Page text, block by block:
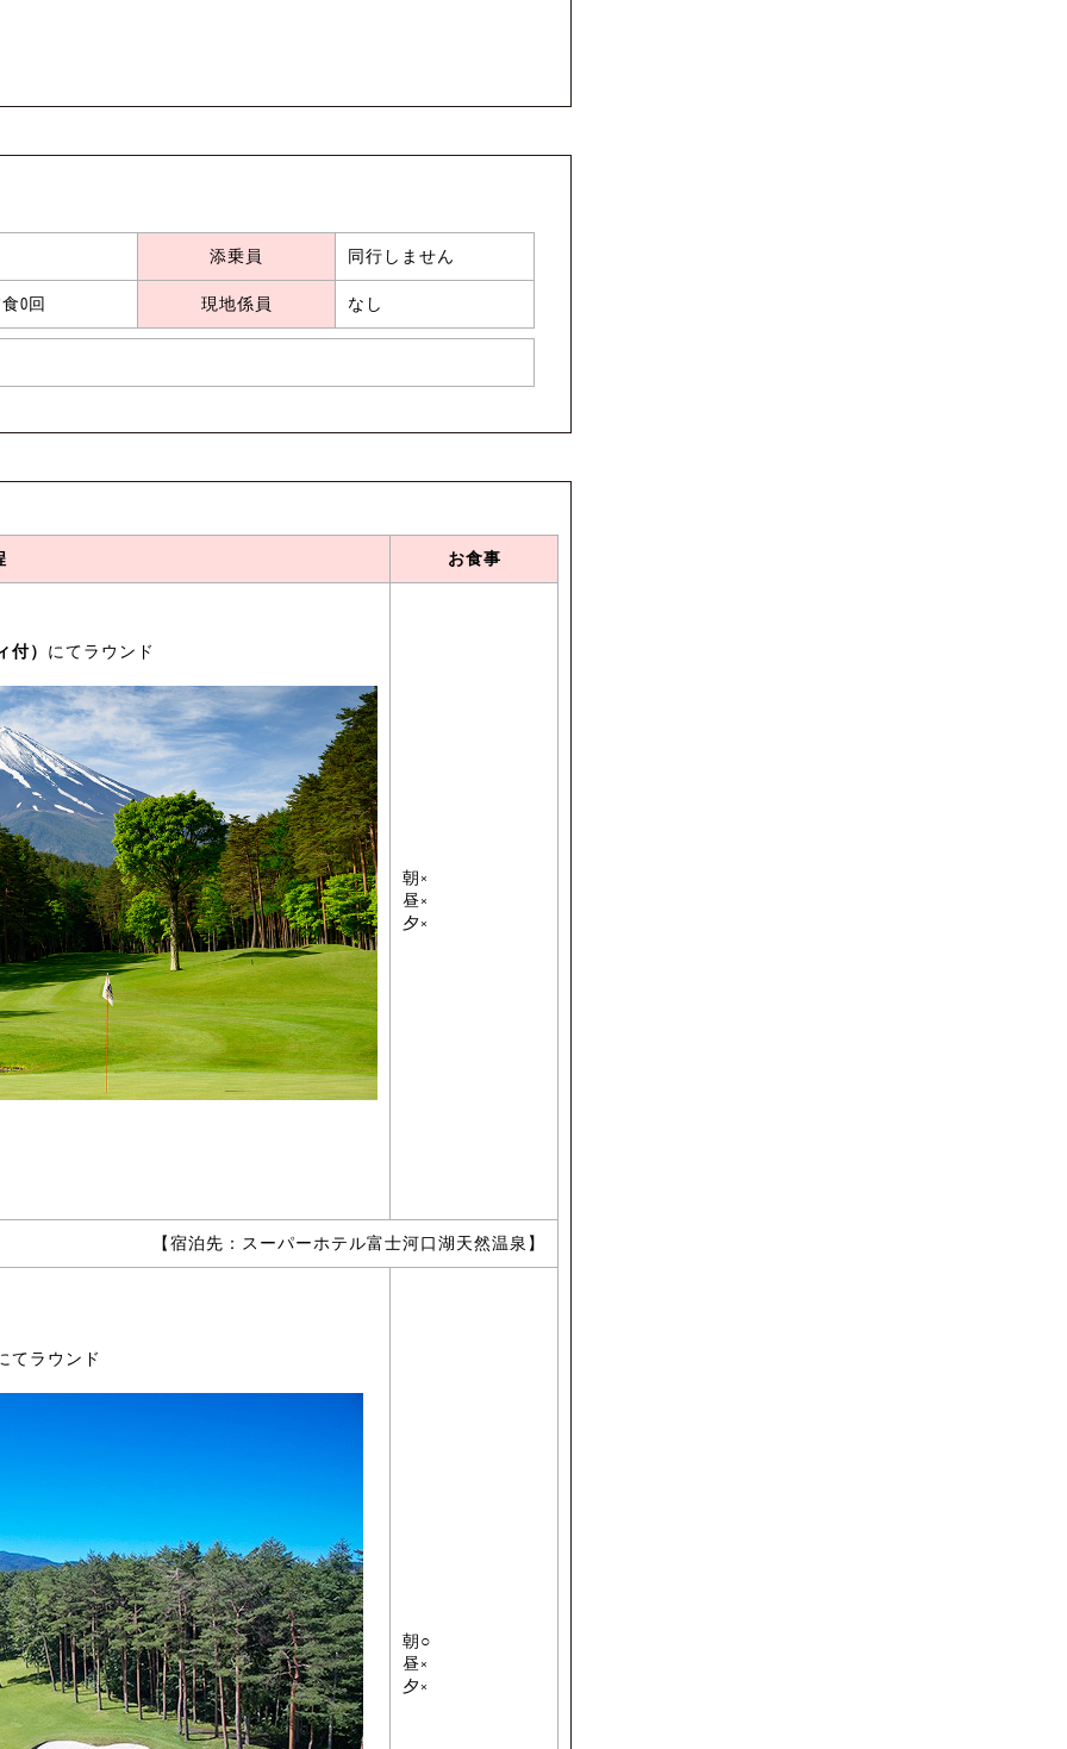
添乗員 同行しません
0回 現地係員 なし
お食事
） にてラウンド
朝×
昼×
夕×
【宿泊先：スーパーホテル富士河口湖天然温泉】
てラウンド
朝○
昼×
夕×